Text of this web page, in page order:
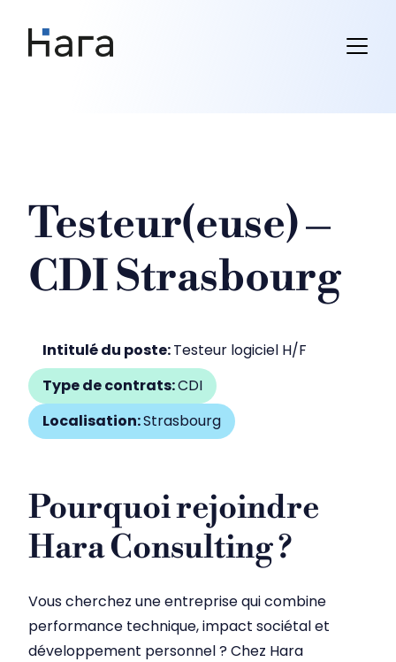
content
Testeur(euse) –
CDI Strasbourg
Intitulé du poste:Testeur logiciel H/F
Type de contrats:CDI
Localisation:Strasbourg
Pourquoi rejoindre
Hara Consulting ?
Vous cherchez une entreprise qui combine
performance technique, impact sociétal et
développement personnel ? Chez Hara